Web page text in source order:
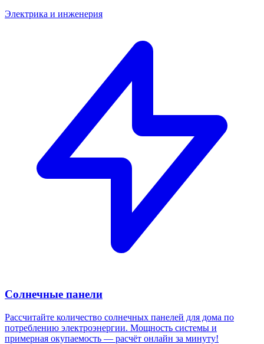
Электрика и инженерия
Солнечные панели
Рассчитайте количество солнечных панелей для дома по
потреблению электроэнергии. Мощность системы и
примерная окупаемость — расчёт онлайн за минуту!